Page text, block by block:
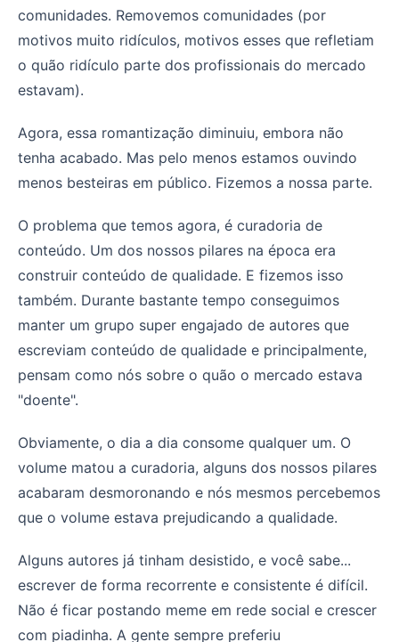
comunidades. Removemos comunidades (por
motivos muito ridículos, motivos esses que refletiam
o quão ridículo parte dos profissionais do mercado
estavam).
Agora, essa romantização diminuiu, embora não
tenha acabado. Mas pelo menos estamos ouvindo
menos besteiras em público. Fizemos a nossa parte.
O problema que temos agora, é curadoria de
conteúdo. Um dos nossos pilares na época era
construir conteúdo de qualidade. E fizemos isso
também. Durante bastante tempo conseguimos
manter um grupo super engajado de autores que
escreviam conteúdo de qualidade e principalmente,
pensam como nós sobre o quão o mercado estava
"doente".
Obviamente, o dia a dia consome qualquer um. O
volume matou a curadoria, alguns dos nossos pilares
acabaram desmoronando e nós mesmos percebemos
que o volume estava prejudicando a qualidade.
Alguns autores já tinham desistido, e você sabe...
escrever de forma recorrente e consistente é difícil.
Não é ficar postando meme em rede social e crescer
com piadinha. A gente sempre preferiu